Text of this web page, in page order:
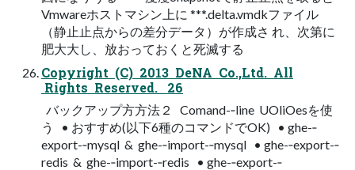
Vmwareホストマシン上に ***.delta.vmdkファイル
（静⽌止点からの差分データ）が作成さ れ、次第に
肥⼤大し、放おっておくと死滅する
Copyright (C) 2013 DeNA Co.,Ltd. All
Rights Reserved. 26
バックアップ⽅方法２ Comand-­‐line UOliOesを使
う • おすすめ(以下6種のコマンドでOK) • ghe-­‐
export-­‐mysql & ghe-­‐import-­‐mysql • ghe-­‐export-­‐
redis & ghe-­‐import-­‐redis • ghe-­‐export-­‐